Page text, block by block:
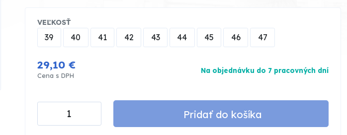
VEĽKOSŤ
39 40 41 42 43 44 45 46 47
29,10 €
Cena s DPH
Na objednávku do 7 pracovných dní
Pridať do košíka